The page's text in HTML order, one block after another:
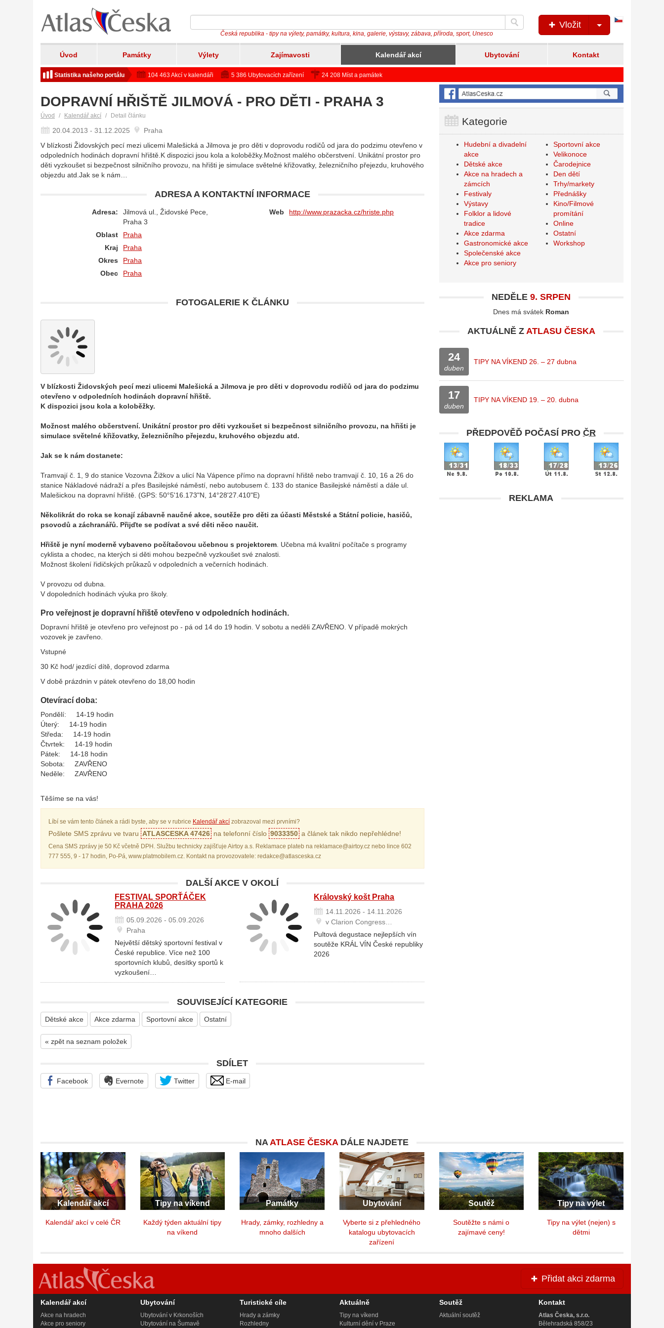
Česká republika - tipy na výlety, památky, kultura, kina, galerie, výstavy, zábava, příroda, sport, Unesco
Vložit
Úvod Památky Výlety Zajímavosti Kalendář akcí Ubytování Kontakt
Statistika našeho portálu 104 463 Akcí v kalendáři 5 386 Ubytovacích zařízení 24 208 Míst a památek
DOPRAVNÍ HŘIŠTĚ JILMOVÁ - PRO DĚTI - PRAHA 3
Úvod Kalendář akcí Detail článku
20.04.2013 - 31.12.2025
Praha
V blízkosti Židovských pecí mezi ulicemi Malešická a Jilmova je pro děti v doprovodu rodičů od jara do podzimu otevřeno v
odpoledních hodinách dopravní hřiště.K dispozici jsou kola a koloběžky.Možnost malého občerstvení. Unikátní prostor pro
děti vyzkoušet si bezpečnost silničního provozu, na hřišti je simulace světelné křižovatky, železničního přejezdu, kruhového
objezdu atd.Jak se k nám…
ADRESA A KONTAKTNÍ INFORMACE
Adresa:
Jilmová ul., Židovské Pece,
Praha 3
Oblast
Praha
Kraj
Praha
Okres
Praha
Obec
Praha
Web http://www.prazacka.cz/hriste.php
FOTOGALERIE K ČLÁNKU
V blízkosti Židovských pecí mezi ulicemi Malešická a Jilmova je pro děti v doprovodu rodičů od jara do podzimu
otevřeno v odpoledních hodinách dopravní hřiště.
K dispozici jsou kola a koloběžky.
Možnost malého občerstvení. Unikátní prostor pro děti vyzkoušet si bezpečnost silničního provozu, na hřišti je
simulace světelné křižovatky, železničního přejezdu, kruhového objezdu atd.
Jak se k nám dostanete:
Tramvají č. 1, 9 do stanice Vozovna Žižkov a ulicí Na Vápence přímo na dopravní hřiště nebo tramvají č. 10, 16 a 26 do
stanice Nákladové nádraží a přes Basilejské náměstí, nebo autobusem č. 133 do stanice Basilejské náměstí a dále ul.
Malešickou na dopravní hřiště. (GPS: 50°5'16.173"N, 14°28'27.410"E)
Několikrát do roka se konají zábavně naučné akce, soutěže pro děti za účasti Městské a Státní policie, hasičů,
psovodů a záchranářů. Přijďte se podívat a své děti něco naučit.
Hřiště je nyní moderně vybaveno počítačovou učebnou s projektorem . Učebna má kvalitní počítače s programy
cyklista a chodec, na kterých si děti mohou bezpečně vyzkoušet své znalosti.
Možnost školení řidičských průkazů v odpoledních a večerních hodinách.
V provozu od dubna.
V dopoledních hodinách výuka pro školy.
Pro veřejnost je dopravní hřiště otevřeno v odpoledních hodinách.
Dopravní hřiště je otevřeno pro veřejnost po - pá od 14 do 19 hodin. V sobotu a neděli ZAVŘENO. V případě mokrých
vozovek je zavřeno.
Vstupné
30 Kč hod/ jezdící dítě, doprovod zdarma
V době prázdnin v pátek otevřeno do 18,00 hodin
Otevírací doba:
Pondělí: 14-19 hodin
Úterý: 14-19 hodin
Středa: 14-19 hodin
Čtvrtek: 14-19 hodin
Pátek: 14-18 hodin
Sobota: ZAVŘENO
Neděle: ZAVŘENO
Těšíme se na vás!
Líbí se vám tento článek a rádi byste, aby se v rubrice Kalendář akcí zobrazoval mezi prvními?
Pošlete SMS zprávu ve tvaru ATLASCESKA 47426 na telefonní číslo 9033350 a článek tak nikdo nepřehlédne!
Cena SMS zprávy je 50 Kč včetně DPH. Službu technicky zajišťuje Airtoy a.s. Reklamace plateb na reklamace@airtoy.cz nebo lince 602
777 555, 9 - 17 hodin, Po-Pá, www.platmobilem.cz. Kontakt na provozovatele: redakce@atlasceska.cz
DALŠÍ AKCE V OKOLÍ
FESTIVAL SPORŤÁČEK
PRAHA 2026
05.09.2026 - 05.09.2026
Praha
Největší dětský sportovní festival v
České republice. Více než 100
sportovních klubů, desítky sportů k
vyzkoušení…
Královský košt Praha
14.11.2026 - 14.11.2026
v Clarion Congress…
Pultová degustace nejlepších vín
soutěže KRÁL VÍN České republiky
2026
SOUVISEJÍCÍ KATEGORIE
Dětské akce Akce zdarma Sportovní akce Ostatní
« zpět na seznam položek
SDÍLET
Facebook Evernote Twitter E-mail
Kategorie
Hudební a divadelní
akce
Dětské akce
Akce na hradech a
zámcích
Festivaly
Výstavy
Folklor a lidové
tradice
Akce zdarma
Gastronomické akce
Společenské akce
Akce pro seniory
Sportovní akce
Velikonoce
Čarodejnice
Den dětí
Trhy/markety
Přednášky
Kino/Filmové
promítání
Online
Ostatní
Workshop
NEDĚLE9. SRPEN
Dnes má svátek Roman
AKTUÁLNĚ Z ATLASU ČESKA
24
duben
TIPY NA VÍKEND 26. – 27 dubna
17
duben
TIPY NA VÍKEND 19. – 20. dubna
PŘEDPOVĚĎ POČASÍ PROČR
REKLAMA
NAATLASE ČESKADÁLE NAJDETE
Kalendář akcí
Kalendář akcí v celé ČR
Tipy na víkend
Každý týden aktuální tipy
na víkend
Památky
Hrady, zámky, rozhledny a
mnoho dalších
Ubytování
Vyberte si z přehledného
katalogu ubytovacích
zařízení
Soutěž
Soutěžte s námi o
zajímavé ceny!
Tipy na výlet
Tipy na výlet (nejen) s
dětmi
Přidat akci zdarma
Kalendář akcí
Akce na hradech
Akce pro seniory
Ubytování
Ubytování v Krkonoších
Ubytování na Šumavě
Turistické cíle
Hrady a zámky
Rozhledny
Aktuálně
Tipy na víkend
Kulturní dění v Praze
Soutěž
Aktuální soutěž
Kontakt
Atlas Česka, s.r.o.
Bělehradská 858/23